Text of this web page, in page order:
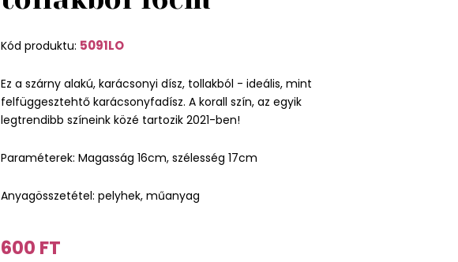
Kód produktu: 5091LO
Ez a szárny alakú, karácsonyi dísz, tollakból - ideális, mint
felfüggesztehtő karácsonyfadísz. A korall szín, az egyik
legtrendibb színeink közé tartozik 2021-ben!
Paraméterek: Magasság 16cm, szélesség 17cm
Anyagösszetétel: pelyhek, műanyag
600 FT